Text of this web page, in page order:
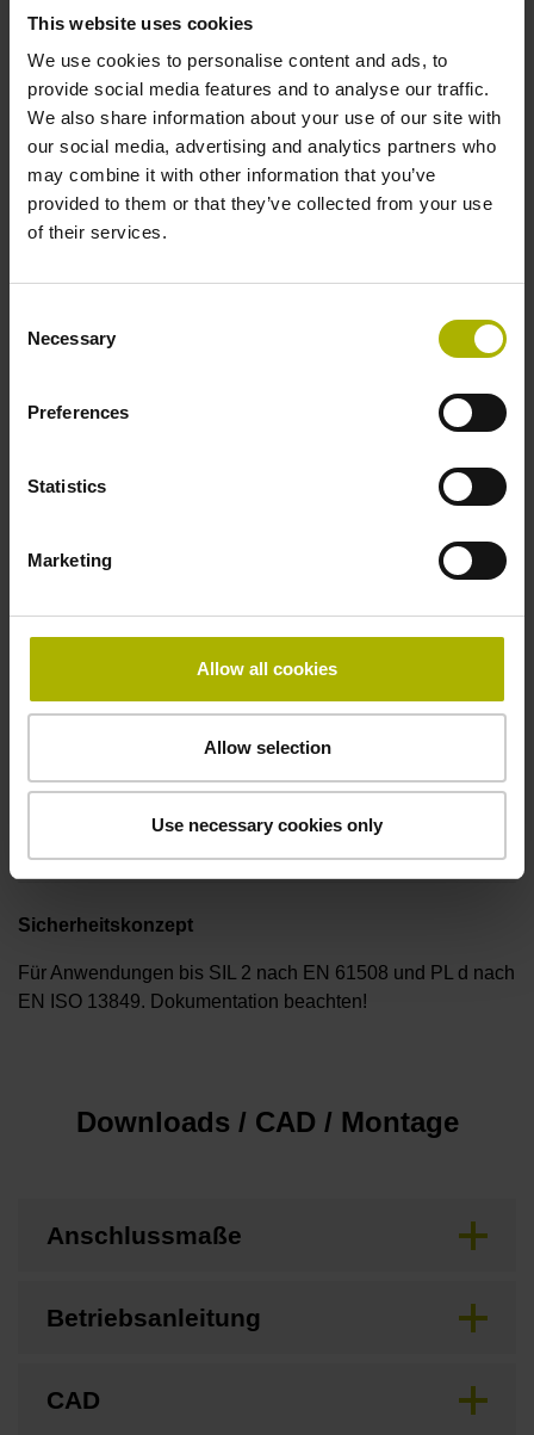
This website uses cookies
We use cookies to personalise content and ads, to
provide social media features and to analyse our traffic.
We also share information about your use of our site with
our social media, advertising and analytics partners who
may combine it with other information that you’ve
provided to them or that they’ve collected from your use
of their services.
Selection
Necessary
Preferences
Statistics
Marketing
Allow all cookies
Allow selection
Use necessary cookies only
ohne Wertangabe
Ausgabecode
Flanschdose, Stift, 14-polig
3,00 m/s
Besonderheiten, Längenmessgerät
Sicherheitskonzept
Für Anwendungen bis SIL 2 nach EN 61508 und PL d nach
EN ISO 13849. Dokumentation beachten!
Downloads / CAD / Montage
Anschlussmaße
Betriebsanleitung
CAD